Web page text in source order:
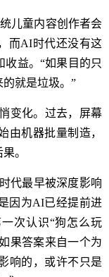
儿童内容创作者会
而AI时代还没有这
益。“如果目的只
就是垃圾。”
变化。过去，屏幕
由机器批量制造，
。
代最早被深度影响
因为AI已经提前进
次认识“狗怎么玩
果答案来自一个为
响的，或许不只是